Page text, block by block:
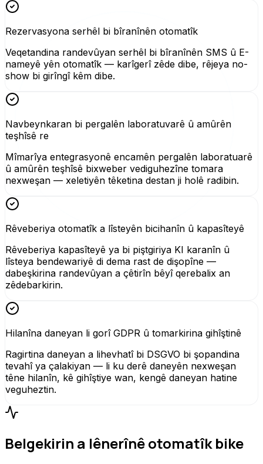
Rezervasyona serhêl bi bîranînên otomatîk
Veqetandina randevûyan serhêl bi bîranînên SMS û E-
nameyê yên otomatîk — karîgerî zêde dibe, rêjeya no-
show bi girîngî kêm dibe.
Navbeynkaran bi pergalên laboratuvarê û amûrên
teşhîsê re
Mîmarîya entegrasyonê encamên pergalên laboratuarê
û amûrên teşhîsê bixweber vediguhezîne tomara
nexweşan — xeletiyên têketina destan ji holê radibin.
Rêveberiya otomatîk a lîsteyên bicihanîn û kapasîteyê
Rêveberiya kapasîteyê ya bi piştgiriya KI karanîn û
lîsteya bendewariyê di dema rast de dişopîne —
dabeşkirina randevûyan a çêtirîn bêyî qerebalix an
zêdebarkirin.
Hilanîna daneyan li gorî GDPR û tomarkirina gihîştinê
Ragirtina daneyan a lihevhatî bi DSGVO bi şopandina
tevahî ya çalakiyan — li ku derê daneyên nexweşan
têne hilanîn, kê gihîştiye wan, kengê daneyan hatine
veguheztin.
Belgekirin a lênerînê otomatîk bike